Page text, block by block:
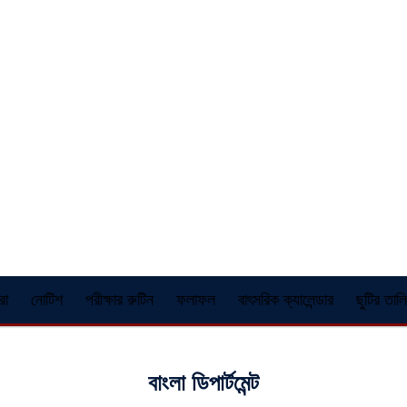
নোটিশ পরীক্ষার রুটিন ফলাফল বাৎসরিক ক্যালেন্ডার ছুটির
বাংলা ডিপার্টমেন্ট